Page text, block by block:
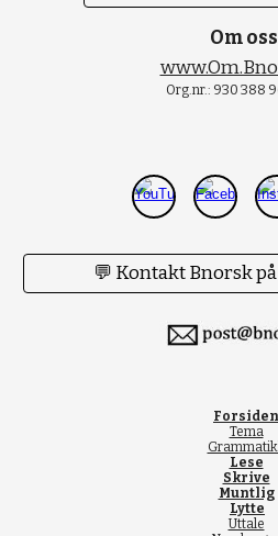
Om
Org.nr.: 930 388
💬 Kontakt Bnorsk
Forsiden
Tema
Lese
Skrive
Muntlig
Lytte
Uttale